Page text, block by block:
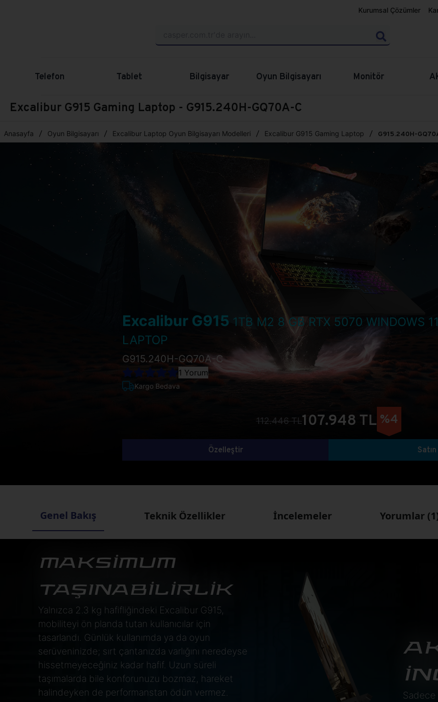
Kurumsal Çözümler
Telefon Tablet Bilgisayar Oyun Bilgisayarı Monitör
Excalibur G915 Gaming Laptop - G915.240H-GQ70A-C
Anasayfa Oyun Bilgisayarı Excalibur Laptop Oyun Bilgisayarı Modelleri Excalibur G915 Gaming Laptop G915.240H-
Excalibur G915 1TB M2 8 GB RTX 5070 WINDOWS
LAPTOP
G915.240H-GQ70A-C
1 Yorum
Kargo Bedava
112.446 TL107.948 TL %4
Özelleştir
Genel Bakış Teknik Özellikler İncelemeler Yorumlar
MAKSİMUM
TAŞINABİLİRLİK
Yalnızca 2.3 kg hafifliğindeki Excalibur G915,
mobiliteyi ön planda tutan kullanıcılar için
tasarlandı. Günlük kullanımda ya da oyun
serüveninizde; sırt çantanızda varlığını neredeyse
hissetmeyeceğiniz kadar hafif. Uzun süreli
taşımalarda bile konforunuzu bozmaz, hareket
halindeyken de performanstan ödün vermez.
Sadece